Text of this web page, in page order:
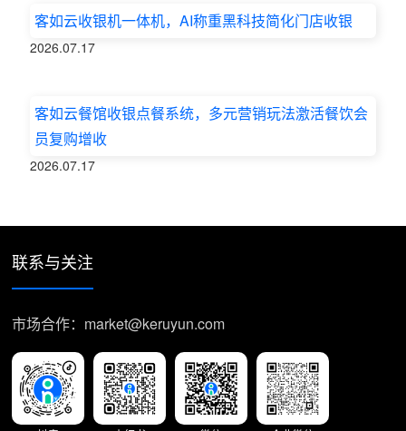
客如云收银机一体机，AI称重黑科技简化门店收银
2026.07.17
客如云餐馆收银点餐系统，多元营销玩法激活餐饮会
员复购增收
2026.07.17
联系与关注
市场合作：market@keruyun.com